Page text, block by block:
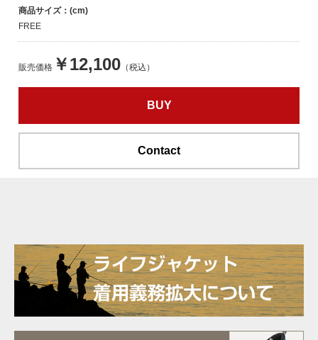
商品サイズ：(cm)
FREE
販売価格 ￥12,100 （税込）
BUY
Contact